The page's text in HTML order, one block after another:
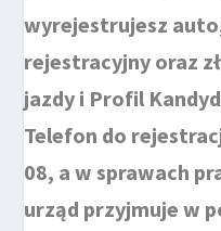
wyrejestrujesz
rejestracyjny oraz
jazdy i Profil
Telefon do
08, a w sprawach
urząd przyjmuje w